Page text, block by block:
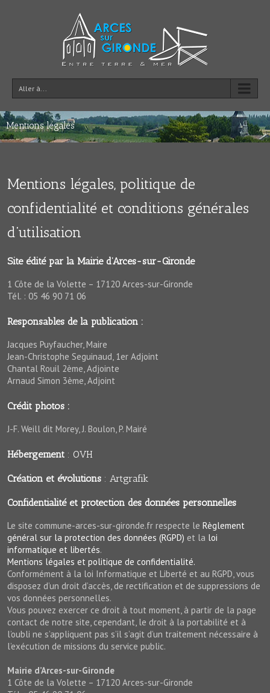
Aller à...
Mentions légales
Mentions légales, politique de
confidentialité et conditions générales
d’utilisation
Site édité par la Mairie d’Arces-sur-Gironde
1 Côte de la Volette – 17120 Arces-sur-Gironde
Tél. : 05 46 90 71 06
Responsables de la publication :
Jacques Puyfaucher, Maire
Jean-Christophe Seguinaud, 1er Adjoint
Chantal Rouil 2ème, Adjointe
Arnaud Simon 3ème, Adjoint
Crédit photos :
J-F. Weill dit Morey, J. Boulon, P. Mairé
Hébergement : OVH
Création et évolutions : Artgrafik
Confidentialité et protection des données personnelles
Le site commune-arces-sur-gironde.fr respecte le Règlement
général sur la protection des données (RGPD) et la loi
informatique et libertés.
Mentions légales et politique de confidentialité.
Conformément à la loi Informatique et Liberté et au RGPD, vous
disposez d’un droit d’accès, de rectification et de suppressions de
vos données personnelles.
Vous pouvez exercer ce droit à tout moment, à partir de la page
contact de notre site, cependant, le droit à la portabilité et à
l’oubli ne s’appliquent pas s’il s’agit d’un traitement nécessaire à
l’exécution de missions du service public.
Mairie d’Arces-sur-Gironde
1 Côte de la Volette – 17120 Arces-sur-Gironde